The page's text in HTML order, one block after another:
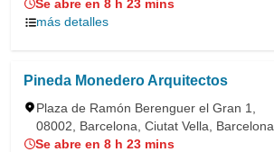
Se abre en 8 h 23 mins
más detalles
Pineda Monedero Arquitectos
Plaza de Ramón Berenguer el Gran 1,
08002, Barcelona, Ciutat Vella, Barcelona
Se abre en 8 h 23 mins